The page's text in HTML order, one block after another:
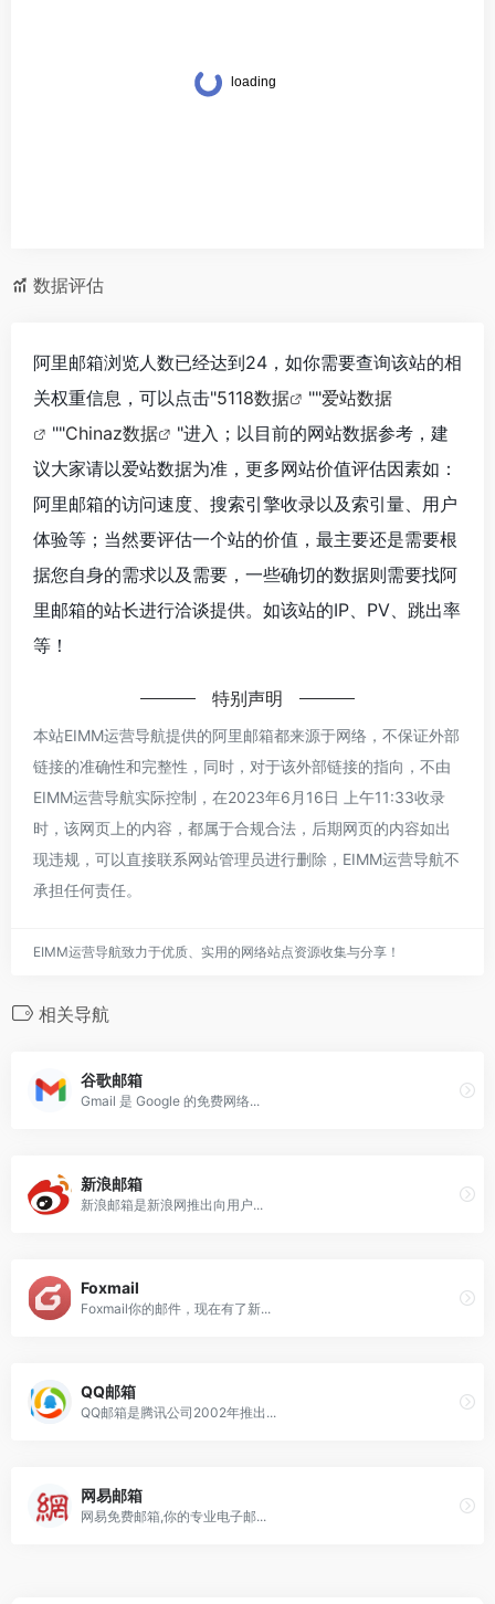
数据评估
阿里邮箱浏览人数已经达到24，如你需要查询该站的相
关权重信息，可以点击"5118数据 ""爱站数据
""Chinaz数据
"进入；以目前的网站数据参考，建
议大家请以爱站数据为准，更多网站价值评估因素如：
阿里邮箱的访问速度、搜索引擎收录以及索引量、用户
体验等；当然要评估一个站的价值，最主要还是需要根
据您自身的需求以及需要，一些确切的数据则需要找阿
里邮箱的站长进行洽谈提供。如该站的IP、PV、跳出率
等！
特别声明
本站EIMM运营导航提供的阿里邮箱都来源于网络，不保证外部
链接的准确性和完整性，同时，对于该外部链接的指向，不由
EIMM运营导航实际控制，在2023年6月16日 上午11:33收录
时，该网页上的内容，都属于合规合法，后期网页的内容如出
现违规，可以直接联系网站管理员进行删除，EIMM运营导航不
承担任何责任。
EIMM运营导航致力于优质、实用的网络站点资源收集与分享！
相关导航
谷歌邮箱
Gmail 是 Google 的免费网络...
新浪邮箱
新浪邮箱是新浪网推出向用户...
Foxmail
Foxmail你的邮件，现在有了新...
QQ邮箱
QQ邮箱是腾讯公司2002年推出...
网易邮箱
网易免费邮箱,你的专业电子邮...